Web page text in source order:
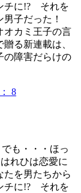
チに!? それを
男子だった！
オカミ王子の言
る新連載は、
の障害だらけの
も・・・ほっ
れひは恋愛に
を男たちから
チに!? それを